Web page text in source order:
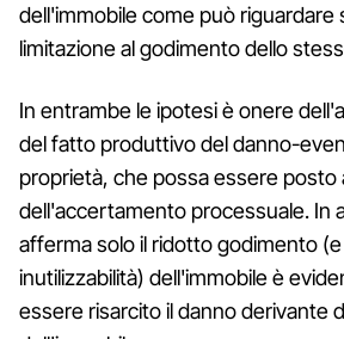
dell'immobile come può riguardare
limitazione al godimento dello
In entrambe le ipotesi è onere
del fatto produttivo del danno-
proprietà, che possa essere posto
dell'accertamento processuale. In
afferma solo il ridotto godimento
inutilizzabilità) dell'immobile è
essere risarcito il danno derivante